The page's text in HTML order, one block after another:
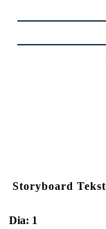
Storyboard Tekst
Dia: 1